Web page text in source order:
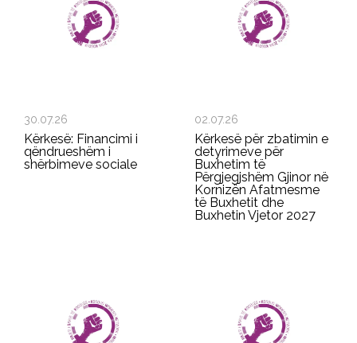
30.07.26
Kërkesë: Financimi i
qëndrueshëm i
shërbimeve sociale
02.07.26
Kërkesë për zbatimin e
detyrimeve për
Buxhetim të
Përgjegjshëm Gjinor në
Kornizën Afatmesme
të Buxhetit dhe
Buxhetin Vjetor 2027